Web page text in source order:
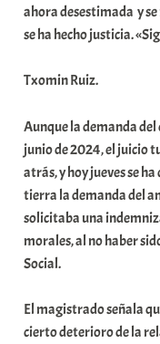
ahora desestimada y
se ha hecho justicia.
Txomin Ruiz.
Aunque la demanda
junio de 2024, el juicio
atrás, y hoy jueves se
tierra la demanda del
solicitaba una
morales, al no haber
Social.
El magistrado señala
cierto deterioro de la